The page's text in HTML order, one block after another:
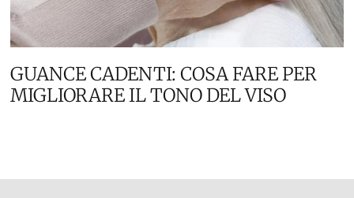
GUANCE CADENTI: COSA FARE PER
MIGLIORARE IL TONO DEL VISO